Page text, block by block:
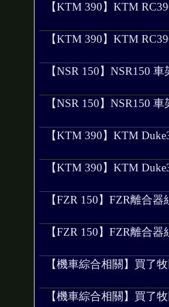
代
、下護板-Part End
前齒、發動 - Part8
啟動馬達、整理下護板 - Part7
線組 - Part6
例
裝) Part5
頭) Part4
) Part3
【KTM 390】KTM
【KTM 390】KTM
【NSR 150】NSR150 車
【NSR 150】NSR150 車
【KTM 390】KTM
【KTM 390】KTM
【FZR 150】FZR離合器
【FZR 150】FZR離合器
【機車綜合相關】買了
【機車綜合相關】買了